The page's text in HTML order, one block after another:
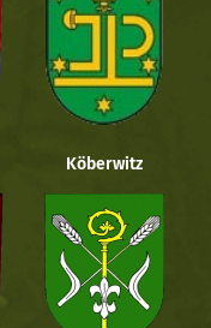
Köberwitz